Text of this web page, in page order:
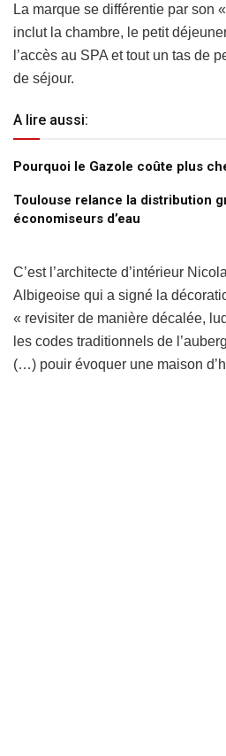
La marque se différentie par son
inclut la chambre, le petit
l’accès au SPA et tout un tas de
de séjour.
A lire aussi:
Pourquoi le Gazole coûte plus
Toulouse relance la distribution
économiseurs d’eau
C’est l’architecte d’intérieur
Albigeoise qui a signé la
« revisiter de manière décalée,
les codes traditionnels de
(…) pouir évoquer une maison